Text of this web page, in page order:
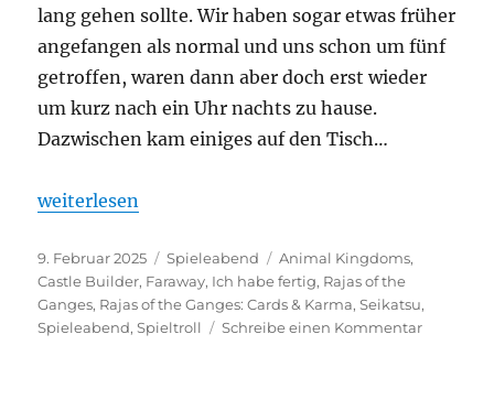
lang gehen sollte. Wir haben sogar etwas früher
angefangen als normal und uns schon um fünf
getroffen, waren dann aber doch erst wieder
um kurz nach ein Uhr nachts zu hause.
Dazwischen kam einiges auf den Tisch…
„Spieleabend #34 – Schnell erklärt“
weiterlesen
Veröffentlicht
am
9. Februar 2025 Kategorien
Spieleabend Schlagwörter
Animal Kingdoms,
Castle Builder, Faraway, Ich habe fertig, Rajas of the
Ganges, Rajas of the Ganges: Cards & Karma,Seikatsu,
Spieleabend,Spieltroll Schreibe einen Kommentarzu